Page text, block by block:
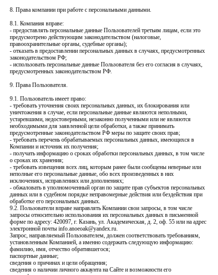
8. Права компании при работе с персональными данными.
8.1. Компания вправе:
- предоставлять персональные данные Пользователей третьим лицам, если это
предусмотрено действующим законодательством (налоговые,
правоохранительные органы, судебные органы);
- отказать в предоставлении персональных данных в случаях, предусмотренных
законодательством РФ;
- использовать персональные данные Пользователя без его согласия в случаях,
предусмотренных законодательством РФ.
9. Права Пользователя.
9.1. Пользователь имеет право:
- требовать уточнения своих персональных данных, их блокирования или
уничтожения в случае, если персональные данные являются неполными,
устаревшими, недостоверными, незаконно полученными или не являются
необходимыми для заявленной цели обработки, а также принимать
предусмотренные законодательством РФ меры по защите своих прав;
- требовать перечень обрабатываемых персональных данных, имеющихся в
Компании и источник их получения;
- получать информацию о сроках обработки персональных данных, в том числе
о сроках их хранения;
- требовать извещения всех лиц, которым ранее были сообщены неверные или
неполные его персональные данные, обо всех произведенных в них
исключениях, исправлениях или дополнениях;
- обжаловать в уполномоченный орган по защите прав субъектов персональных
данных или в судебном порядке неправомерные действия или бездействия при
обработке его персональных данных.
9.2. Пользователи вправе направлять Компании свои запросы, в том числе
запросы относительно использования их персональных данных в письменной
форме по адресу: 420097, г. Казань, ул. Академическая, д. 2, оф. 55 или на адрес
электронной почты info.anoeoak@yandex.ru.
Запрос, направляемый Пользователем, должен соответствовать требованиям,
установленным Компанией, а именно содержать следующую информацию:
фамилию, имя, отчество обратившегося;
паспортные данные;
сведения о причинах и цели обращения;
сведения о наличии личного аккаунта на Сайте и возможности его